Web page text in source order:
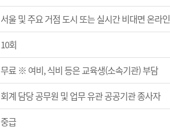
서울 및 주요 거점 도시 또는 실시간 비대면 온라인
10회
무료 ※ 여비, 식비 등은 교육생(소속기관) 부담
회계 담당 공무원 및 업무 유관 공공기관 종사자
중급